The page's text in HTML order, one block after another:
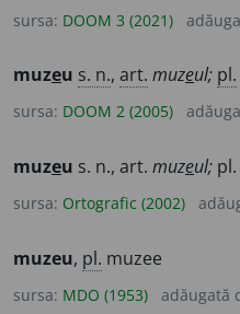
sursa: DOOM 3 (2021)
muzeu s. n., art. muzeul; pl.
sursa: DOOM 2 (2005)
muzeu s. n., art. muzeul; pl.
sursa: Ortografic (2002)
muzeu, pl. muzee
sursa: MDO (1953) adăugată